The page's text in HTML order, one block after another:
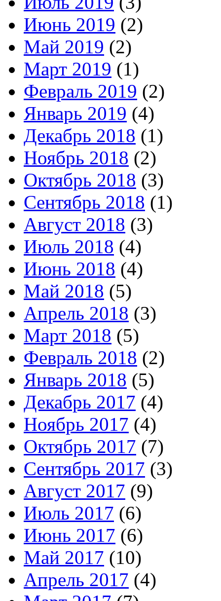
Июнь 2019 (2)
Май 2019 (2)
Март 2019 (1)
Февраль 2019 (2)
Январь 2019 (4)
Декабрь 2018 (1)
Ноябрь 2018 (2)
Октябрь 2018 (3)
Сентябрь 2018 (1)
Август 2018 (3)
Июль 2018 (4)
Июнь 2018 (4)
Май 2018 (5)
Апрель 2018 (3)
Март 2018 (5)
Февраль 2018 (2)
Январь 2018 (5)
Декабрь 2017 (4)
Ноябрь 2017 (4)
Октябрь 2017 (7)
Сентябрь 2017 (3)
Август 2017 (9)
Июль 2017 (6)
Июнь 2017 (6)
Май 2017 (10)
Апрель 2017 (4)